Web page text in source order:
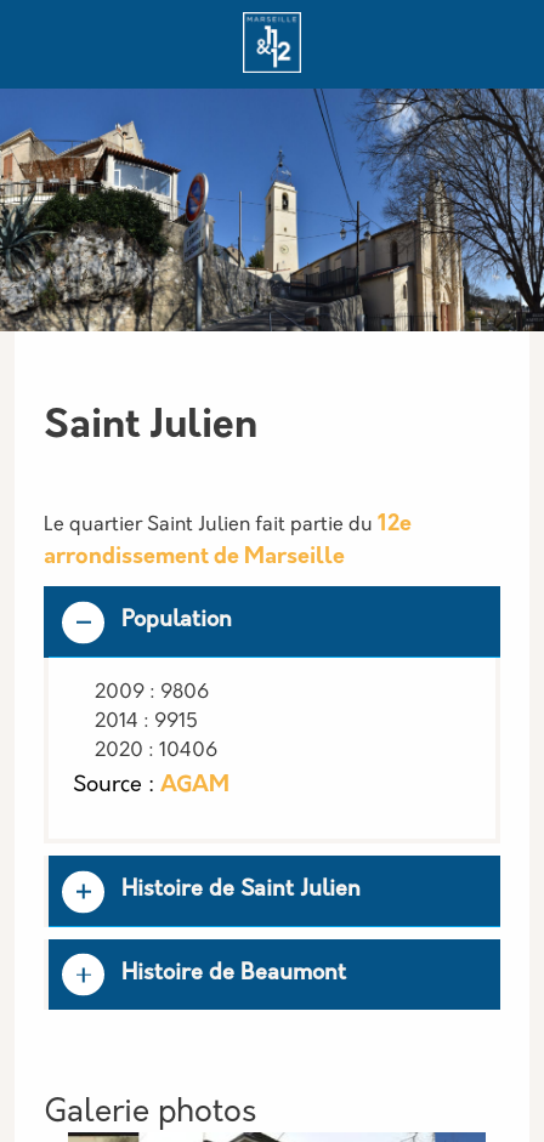
Saint Julien
Le quartier Saint Julien fait partie du 12e
arrondissement de Marseille
Population
2009 : 9806
2014 : 9915
2020 : 10406
Source : AGAM
Histoire de Saint Julien
Histoire de Beaumont
Galerie photos
Panneau de gestion des cookies